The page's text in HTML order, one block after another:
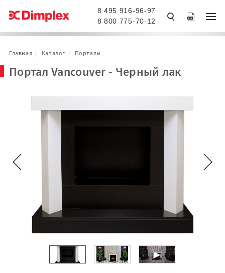
8 495 916-96-97
8 800 775-70-12
Главная Каталог Порталы
Портал Vancouver - Черный лак